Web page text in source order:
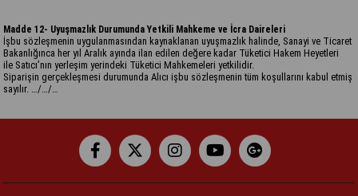
Madde 12- Uyuşmazlık Durumunda Yetkili Mahkeme ve İcra Daireleri
şbu sözleşmenin uygulanmasından kaynaklanan uyuşmazlık halinde, Sanayi ve Ticaret
Bakanlığınca her yıl Aralık ayında ilan edilen değere kadar Tüketici Hakem Heyetleri
ile Satıcı’nın yerleşim yerindeki Tüketici Mahkemeleri yetkilidir.
Siparişin gerçekleşmesi durumunda Alıcı işbu sözleşmenin tüm koşullarını kabul etmiş
sayılır. …/…/…